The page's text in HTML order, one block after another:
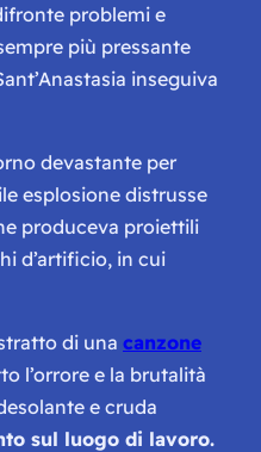
problemi e
più pressante
inseguiva
devastante per
esplosione distrusse
produceva proiettili
d’artificio, in cui
di una canzone
l’orrore e la brutalità
e cruda
sul luogo di lavoro.